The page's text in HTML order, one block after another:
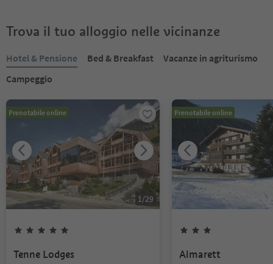
Trova il tuo alloggio nelle vicinanze
Hotel & Pensione Bed & Breakfast
Vacanze in agriturismo
Campeggio
Prenotabile online
1/29
Tenne Lodges
Prenotabile online
Almarett